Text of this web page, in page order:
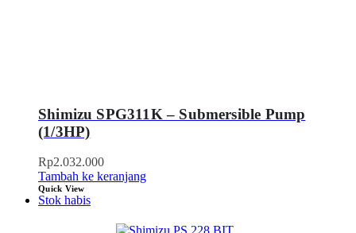
Shimizu SPG311K – Submersible Pump
(1/3HP)
Rp2.032.000
Tambah ke keranjang
Quick View
Stok habis